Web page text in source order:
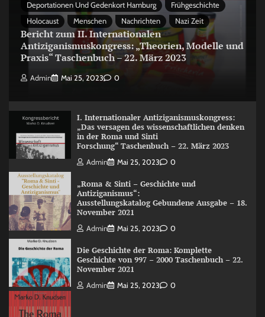
Deportationen Und Gedenkort Hamburg
Frühgeschichte
Holocaust
Menschen Nachrichten Nazi Zeit
Bericht zum II. Internationalen
Antiziganismuskongress: „Theorien, Modelle und
Praxis“ Taschenbuch – 22. März 2023
Admin Mai 25, 2023 0
I. Internationaler Antiziganismuskongress:
„Das versagen des wissenschaftlichen denken
in der Roma und Sinti
Forschung“ Taschenbuch – 22. März 2023
Admin Mai 25, 2023 0
„Roma & Sinti – Geschichte und
Antiziganismus“:
Ausstellungskatalog Gebundene Ausgabe – 18.
November 2021
Admin Mai 25, 2023 0
Die Geschichte der Roma: Komplette
Geschichte von 997 – 2000 Taschenbuch – 22.
November 2021
Admin Mai 25, 2023 0